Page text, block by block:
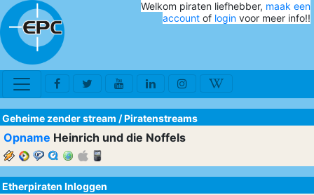
Welkom piraten liefhebber, maak een
account of login voor meer info!!
Geheime zender stream /Piratenstreams
Opname Heinrich und die Noffels
Etherpiraten Inloggen